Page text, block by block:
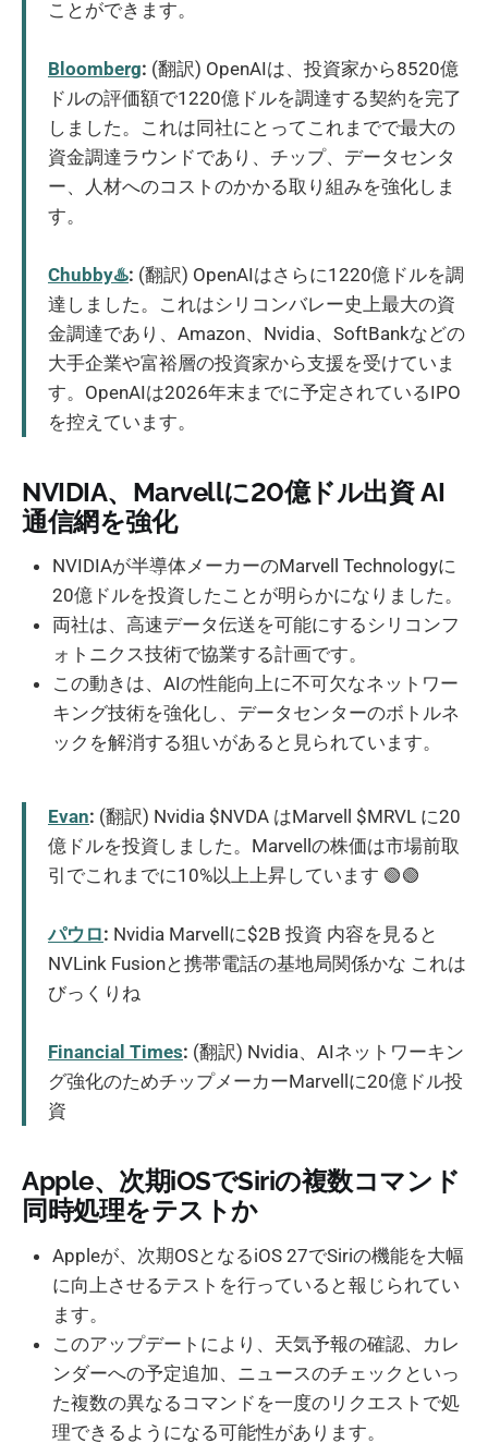
ことができます。
Bloomberg: (翻訳) OpenAIは、投資家から8520億
ドルの評価額で1220億ドルを調達する契約を完了
しました。これは同社にとってこれまでで最大の
資金調達ラウンドであり、チップ、データセンタ
ー、人材へのコストのかかる取り組みを強化しま
す。
Chubby♨️: (翻訳) OpenAIはさらに1220億ドルを調
達しました。これはシリコンバレー史上最大の資
金調達であり、Amazon、Nvidia、SoftBankなどの
大手企業や富裕層の投資家から支援を受けていま
す。OpenAIは2026年末までに予定されているIPO
を控えています。
NVIDIA、Marvellに20億ドル出資 AI
通信網を強化
NVIDIAが半導体メーカーのMarvell Technologyに
20億ドルを投資したことが明らかになりました。
両社は、高速データ伝送を可能にするシリコンフ
ォトニクス技術で協業する計画です。
この動きは、AIの性能向上に不可欠なネットワー
キング技術を強化し、データセンターのボトルネ
ックを解消する狙いがあると見られています。
Evan: (翻訳) Nvidia $NVDA はMarvell $MRVL に20
億ドルを投資しました。Marvellの株価は市場前取
引でこれまでに10%以上上昇しています 🟢🟢
パウロ: Nvidia Marvellに$2B 投資 内容を見ると
NVLink Fusionと携帯電話の基地局関係かな これは
びっくりね
Financial Times: (翻訳) Nvidia、AIネットワーキン
グ強化のためチップメーカーMarvellに20億ドル投
資
Apple、次期iOSでSiriの複数コマンド
同時処理をテストか
Appleが、次期OSとなるiOS 27でSiriの機能を大幅
に向上させるテストを行っていると報じられてい
ます。
このアップデートにより、天気予報の確認、カレ
ンダーへの予定追加、ニュースのチェックといっ
た複数の異なるコマンドを一度のリクエストで処
理できるようになる可能性があります。